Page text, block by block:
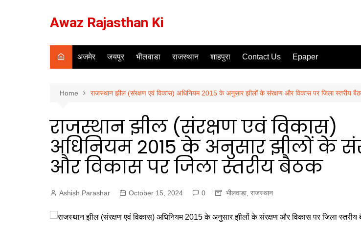
Awaz Rajasthan Ki
अजमेर जयपुर भीलवाडा राजस्थान शाहपुरा Contact Us Epaper
Home राजस्थान झील (संरक्षण एवं विकास) अधिनियम 2015 के अनुसार झीलों के संरक्षण और विकास पर जिला स्तरीय
राजस्थान झील (संरक्षण एवं विकास)
अधिनियम 2015 के अनुसार झीलों के
और विकास पर जिला स्तरीय बैठक
Ashish Parashar October 15, 2024 0 भीलवाडा, राजस्थान